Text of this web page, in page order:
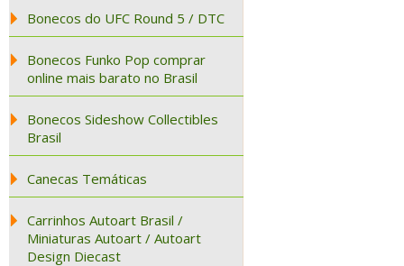
Bonecos do UFC Round 5 / DTC
Bonecos Funko Pop comprar
online mais barato no Brasil
Bonecos Sideshow Collectibles
Brasil
Canecas Temáticas
Carrinhos Autoart Brasil /
Miniaturas Autoart / Autoart
Design Diecast